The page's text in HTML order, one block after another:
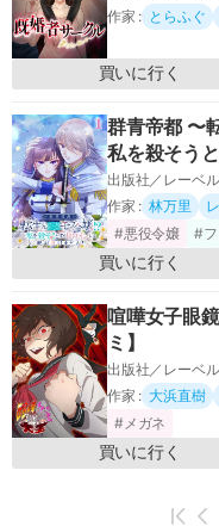
作家 : とらふぐ
買いに行く
群青帝都 〜
私を殺そう
ん!!～【フル
出版社／レーベ
作家 : 林万里
#悪役令嬢
#
買いに行く
喧嘩女子眼
ミ】
出版社／レーベ
作家 : 大浜直樹
#メガネ
買いに行く